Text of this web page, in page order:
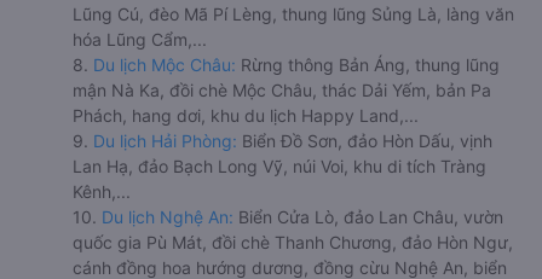
Lũng Cú, đèo Mã Pí Lèng, thung lũng Sủng Là, làng văn
hóa Lũng Cẩm,...
8. Du lịch Mộc Châu: Rừng thông Bản Áng, thung lũng
mận Nà Ka, đồi chè Mộc Châu, thác Dải Yếm, bản Pa
Phách, hang dơi, khu du lịch Happy Land,...
9. Du lịch Hải Phòng: Biển Đồ Sơn, đảo Hòn Dấu, vịnh
Lan Hạ, đảo Bạch Long Vỹ, núi Voi, khu di tích Tràng
Kênh,...
10. Du lịch Nghệ An: Biển Cửa Lò, đảo Lan Châu, vườn
quốc gia Pù Mát, đồi chè Thanh Chương, đảo Hòn Ngư,
cánh đồng hoa hướng dương, đồng cừu Nghệ An, biển